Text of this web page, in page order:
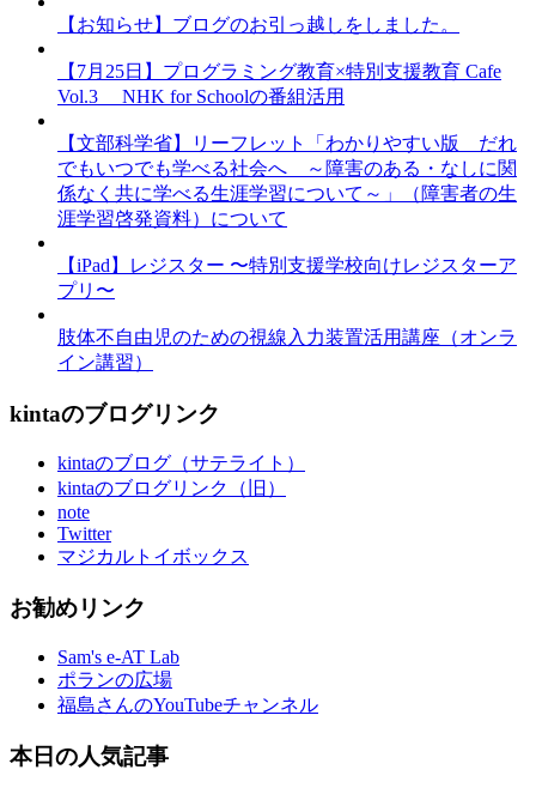
【お知らせ】ブログのお引っ越しをしました。
【7月25日】プログラミング教育×特別支援教育 Cafe
Vol.3 NHK for Schoolの番組活用
【文部科学省】リーフレット「わかりやすい版 だれ
でもいつでも学べる社会へ ～障害のある・なしに関
係なく共に学べる生涯学習について～」（障害者の生
涯学習啓発資料）について
【iPad】レジスター 〜特別支援学校向けレジスターア
プリ〜
肢体不自由児のための視線入力装置活用講座（オンラ
イン講習）
kintaのブログリンク
kintaのブログ（サテライト）
kintaのブログリンク（旧）
note
Twitter
マジカルトイボックス
お勧めリンク
Sam's e-AT Lab
ポランの広場
福島さんのYouTubeチャンネル
本日の人気記事